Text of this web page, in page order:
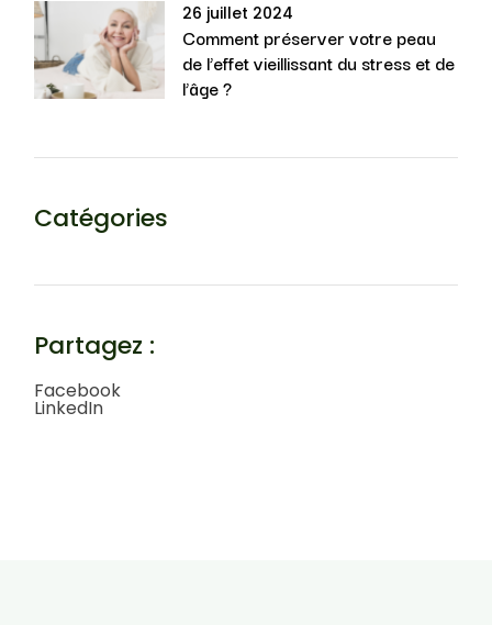
26 juillet 2024
Comment préserver votre peau
de l’effet vieillissant du stress et de
l’âge ?
Catégories
Partagez :
Facebook
LinkedIn